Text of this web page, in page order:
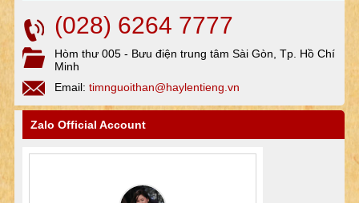
(028) 6264 7777
Hòm thư 005 - Bưu điện trung tâm Sài Gòn, Tp. Hồ Chí
Minh
Email: timnguoithan@haylentieng.vn
Zalo Official Account